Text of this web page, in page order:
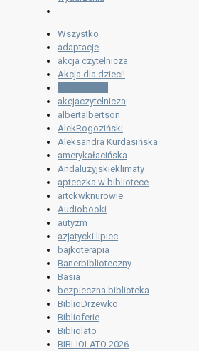
Wszystko
adaptacje
akcja czytelnicza
Akcja dla dzieci!
akcjaczytelnicza
albertalbertson
AlekRogoziński
Aleksandra Kurdasińska
amerykałacińska
Andaluzyjskieklimaty
apteczka w bibliotece
artckwknurowie
Audiobooki
autyzm
azjatycki lipiec
bajkoterapia
Banerbiblioteczny
Basia
bezpieczna biblioteka
BiblioDrzewko
Biblioferie
Bibliolato
BIBLIOLATO 2026